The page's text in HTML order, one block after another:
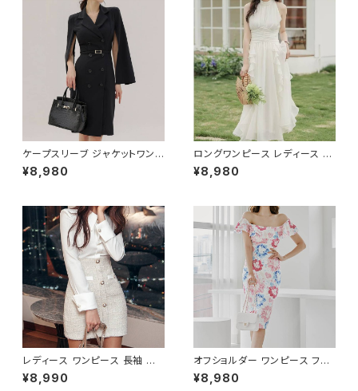
ビジネススーツ ロング パンツス
ーツ ロングパンツ ペプラム ノー
カラースーツ ペプラムジャケット
レディーススーツ 大きいサイズ
オフィス OL オフィスカジュアル
ビジネス 結婚式 パーティー お
呼ばれ ブラック ネイビー グレ
ー S M L XL 2XL 3XL 4XL 5
XL 10代 20代 30代 40代 C-
WAW1079
ワンピドレス OL エレガント フ
ォーマル ブラック ボルドー ホワ
イト 大きいサイズ きれいめ ドレ
スワンピース お呼ばれ 韓国 フ
ァッション オフィスカジュアル 韓
国風 キャバドレス ナイトドレス
ナイトワンピ カジュアル 10代 2
0代 30代 40代 C-OSS0127
ケープスリーブ ジャケットワンピ
ース ベルト付き ワンピース レデ
ィース 長袖 襟付き タイト スー
ート 二次会 結婚式 春 夏 秋 冬
お呼ばれ ブラック ベージュ お
しゃれ 高見え 20代 30代 40代
フォーマル 体型カバー 人気 トレ
ンド C-OSS0136
¥8,980
ロングワンピース レディース シ
フォン フリル ハイネック ノース
リーブ フレア Aライン エレガン
秋 冬 お呼ばれ デート 食事会
フォーマル リゾート パーティー
人気 大人可愛い ホワイト C-O
¥8,980
レディース ワンピース 長袖 シャ
ツワンピース ツイード切替 ミニ
ワンピース 上品 フォーマル ホ
¥8,990
オフショルダー ワンピース フラ
ワー柄 タイトワンピース ドレス
花柄ワンピ 春夏 エレガント 大
¥8,980